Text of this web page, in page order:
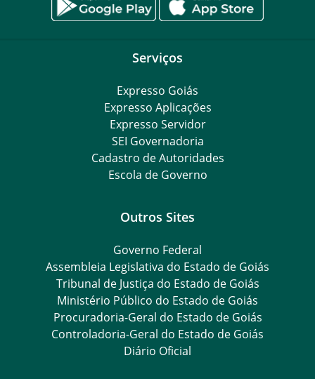
Serviços
Expresso Goiás
Expresso Aplicações
Expresso Servidor
SEI Governadoria
Cadastro de Autoridades
Escola de Governo
Outros Sites
Governo Federal
Assembleia Legislativa do Estado de Goiás
Tribunal de Justiça do Estado de Goiás
Ministério Público do Estado de Goiás
Procuradoria-Geral do Estado de Goiás
Controladoria-Geral do Estado de Goiás
Diário Oficial